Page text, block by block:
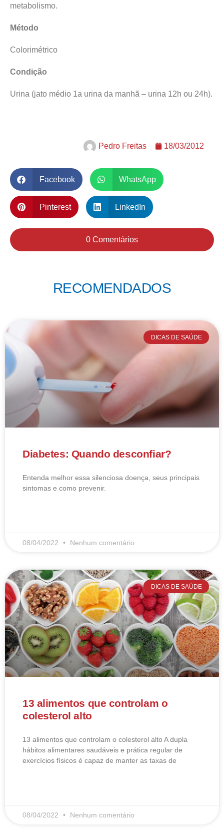
metabolismo.
Método
Colorimétrico
Condição
Urina (jato médio 1a urina da manhã – urina 12h ou 24h).
Pedro Freitas 18/03/2012
Facebook WhatsApp
Pinterest LinkedIn
0 Comentários
RECOMENDADOS
DICAS DE SAÚDE
Diabetes: Quando desconfiar?
Entenda melhor essa silenciosa doença, seus principais
sintomas e como prevenir.
08/04/2022 Nenhum comentário
DICAS DE SAÚDE
13 alimentos que controlam o
colesterol alto
13 alimentos que controlam o colesterol alto​ A dupla
hábitos alimentares saudáveis e prática regular de
exercícios físicos é capaz de manter as taxas de
08/04/2022 Nenhum comentário